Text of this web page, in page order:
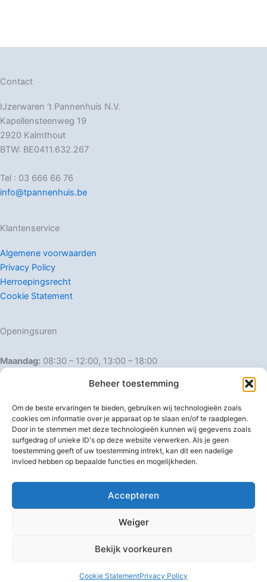
Beheer toestemming
Om de beste ervaringen te bieden, gebruiken wij technologieën zoals
cookies om informatie over je apparaat op te slaan en/of te raadplegen.
Door in te stemmen met deze technologieën kunnen wij gegevens zoals
surfgedrag of unieke ID's op deze website verwerken. Als je geen
toestemming geeft of uw toestemming intrekt, kan dit een nadelige
invloed hebben op bepaalde functies en mogelijkheden.
Accepteren
Weiger
Bekijk voorkeuren
Cookie StatementPrivacy Policy
Contact
IJzerwaren ‘t Pannenhuis N.V.
Kapellensteenweg 19
2920 Kalmthout
BTW: BE0411.632.267
Tel : 03 666 66 76
info@tpannenhuis.be
Klantenservice
Algemene voorwaarden
Privacy Policy
Herroepingsrecht
Cookie Statement
Openingsuren
Maandag: 08:30 – 12:00, 13:00 – 18:00
Dinsdag:
08:30 – 12:00, 13:00 – 18:00
Donderdag: 08:30 – 12:00, 13:00 – 18:00
Vrijdag: 08:30 – 12:00, 13:00 – 18:00
Zaterdag: 08:30 – 16:00
Zondag: Gesloten